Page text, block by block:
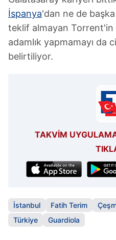
vasıtasıyla belirleyebilirsiniz.
için Ayarlar butonuna
Metnimizi
ziyaret edebilirsiniz.
6698 sayılı Kişisel Verilerin
.
İspanya'dan ne de
teklif almayan
adamlık yapmamayı da
belirtiliyor.
TAKVİM
İstanbul Fatih Terim
Türkiye
Guardiola